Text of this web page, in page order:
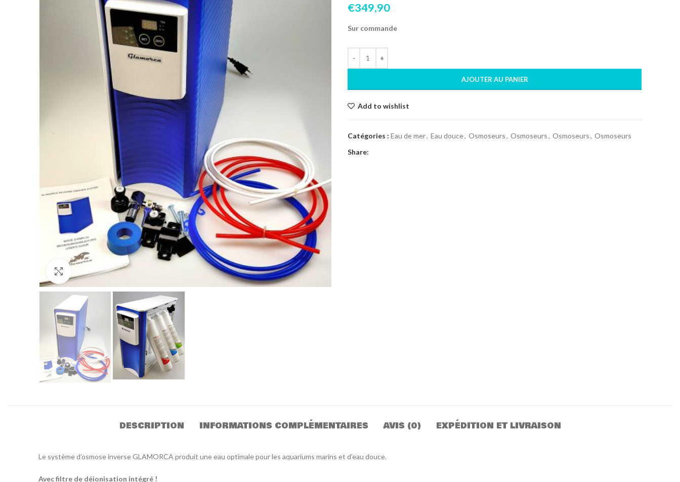
Click to enlarge
€349,90
Sur commande
AJOUTER AU PANIER
Add to wishlist
Catégories : Eau de mer, Eau douce, Osmoseurs, Osmoseurs, Osmoseurs, Osmoseurs
Share:
DESCRIPTION INFORMATIONS COMPLÉMENTAIRES AVIS (0) EXPÉDITION ET LIVRAISON
Le système d’osmose inverse GLAMORCA produit une eau optimale pour les aquariums marins et d’eau douce.
Avec filtre de déionisation intégré !